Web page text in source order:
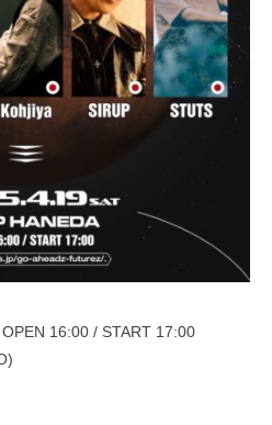
16:00 / START 17:00